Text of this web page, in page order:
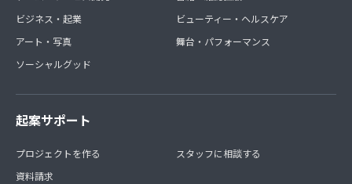
ビジネス・起業
アート・写真
ソーシャルグッド
ビューティー・ヘルスケア
舞台・パフォーマンス
起案サポート
プロジェクトを作る
資料請求
スタッフに相談する